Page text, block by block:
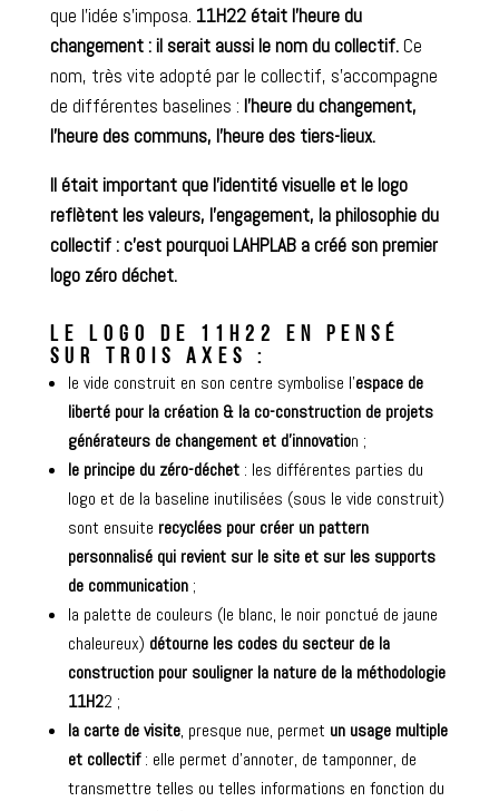
que l’idée s’imposa. 11H22 était l’heure du
changement : il serait aussi le nom du collectif.Ce
nom, très vite adopté par le collectif, s’accompagne
de différentes baselines : l’heure du changement,
l’heure des communs, l’heure des tiers-lieux.
Il était important que l’identité visuelle et le logo
reflètent les valeurs, l’engagement, la philosophie du
collectif : c’est pourquoi LAHPLAB a créé son premier
logo zéro déchet.
LE LOGO DE 11H22 EN PENSÉ
SUR TROIS AXES :
le vide construit en son centre symbolise l’espace de
liberté pour la création & la co-construction de projets
générateurs de changement et d’innovation ;
le principe du zéro-déchet: les différentes parties du
logo et de la baseline inutilisées (sous le vide construit)
sont ensuite recyclées pour créer un pattern
personnalisé qui revient sur le site et sur les supports
de communication;
la palette de couleurs (le blanc, le noir ponctué de jaune
chaleureux) détourne les codes du secteur de la
construction pour souligner la nature de la méthodologie
11H22 ;
la carte de visite, presque nue, permet un usage multiple
et collectif: elle permet d’annoter, de tamponner, de
transmettre telles ou telles informations en fonction du